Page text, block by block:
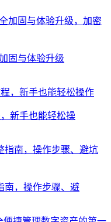
固与体验升级
新手也能轻松操
南，操作步骤、避